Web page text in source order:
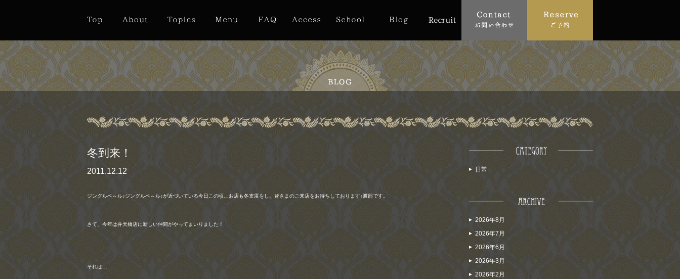
冬到来！
2011.12.12
ジングルベ～ル♪ジングルベ～ル♪が近づいている今日この頃…お店も冬支度をし、皆さまのご来店をお待ちしております♪渡部です。
さて、今年は弁天橋店に新しい仲間がやってまいりました！
それは…
日常
2026年8月
2026年7月
2026年6月
2026年3月
2026年2月